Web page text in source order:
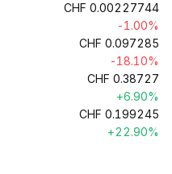
CHF 0.00227744
-1.00%
CHF 0.097285
-18.10%
CHF 0.38727
+6.90%
CHF 0.199245
+22.90%